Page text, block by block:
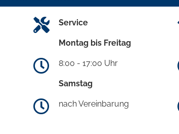
Service
Montag bis Freitag
8:00 - 17:00 Uhr
Samstag
nach Vereinbarung